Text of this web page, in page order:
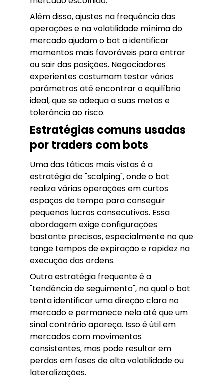
Além disso, ajustes na frequência das
operações e na volatilidade mínima do
mercado ajudam o bot a identificar
momentos mais favoráveis para entrar
ou sair das posições. Negociadores
experientes costumam testar vários
parâmetros até encontrar o equilíbrio
ideal, que se adequa a suas metas e
tolerância ao risco.
Estratégias comuns usadas
por traders com bots
Uma das táticas mais vistas é a
estratégia de "scalping", onde o bot
realiza várias operações em curtos
espaços de tempo para conseguir
pequenos lucros consecutivos. Essa
abordagem exige configurações
bastante precisas, especialmente no que
tange tempos de expiração e rapidez na
execução das ordens.
Outra estratégia frequente é a
"tendência de seguimento", na qual o bot
tenta identificar uma direção clara no
mercado e permanece nela até que um
sinal contrário apareça. Isso é útil em
mercados com movimentos
consistentes, mas pode resultar em
perdas em fases de alta volatilidade ou
lateralizações.